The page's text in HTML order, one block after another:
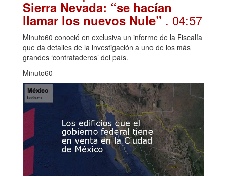
Sierra Nevada: “se hacían
llamar los nuevos Nule” . 04:57
Minuto60 conoció en exclusiva un informe de la Fiscalía
que da detalles de la investigación a uno de los más
grandes ‘contrataderos’ del país.
Minuto60